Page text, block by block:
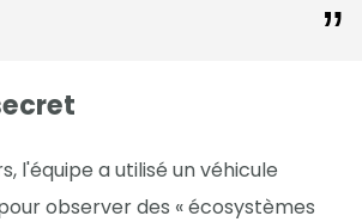
l'équipe a utilisé un véhicule
observer des « écosystèmes